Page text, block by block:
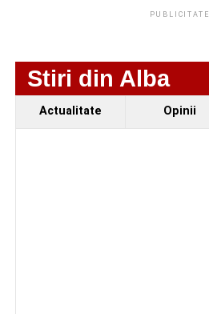
PUBLICITATE
Stiri din Alba
Actualitate Opinii